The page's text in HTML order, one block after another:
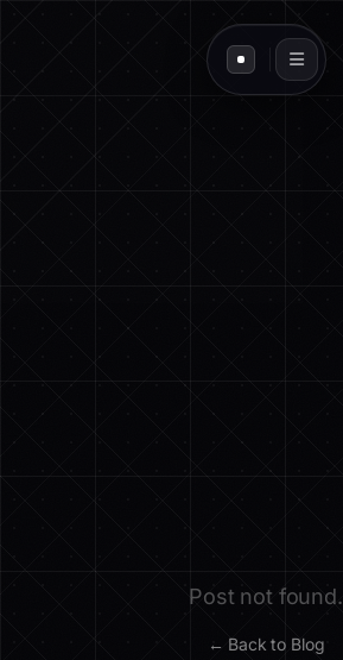
Post not found.
← Back to Blog